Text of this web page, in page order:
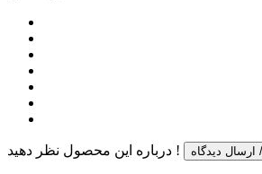
درباره این محصول نظر دهید ! ارسال دیدگاه